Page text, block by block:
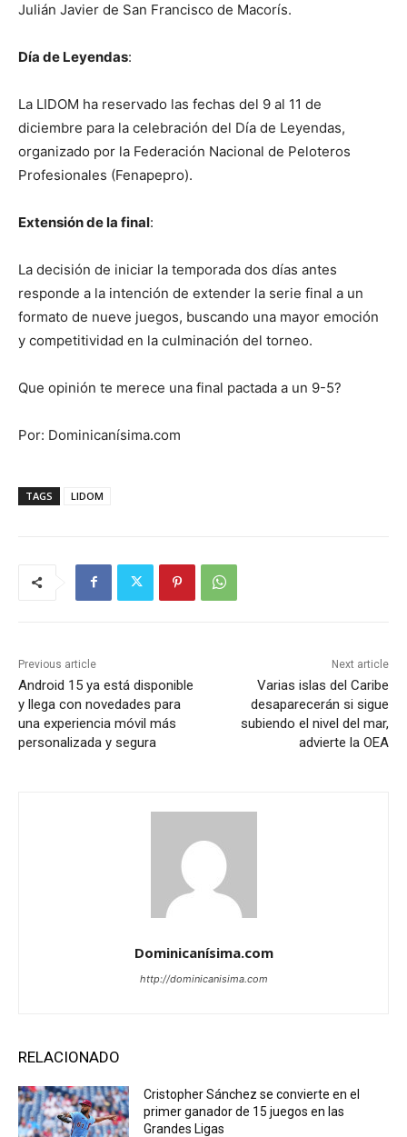
Julián Javier de San Francisco de Macorís.
Día de Leyendas:
La LIDOM ha reservado las fechas del 9 al 11 de
diciembre para la celebración del Día de Leyendas,
organizado por la Federación Nacional de Peloteros
Profesionales (Fenapepro).
Extensión de la final:
La decisión de iniciar la temporada dos días antes
responde a la intención de extender la serie final a un
formato de nueve juegos, buscando una mayor emoción
y competitividad en la culminación del torneo.
Que opinión te merece una final pactada a un 9-5?
Por: Dominicanísima.com
TAGS LIDOM
Previous article
Android 15 ya está disponible
y llega con novedades para
una experiencia móvil más
personalizada y segura
Next article
Varias islas del Caribe
desaparecerán si sigue
subiendo el nivel del mar,
advierte la OEA
Dominicanísima.com
http://dominicanisima.com
RELACIONADO
Cristopher Sánchez se convierte en el
primer ganador de 15 juegos en las
Grandes Ligas